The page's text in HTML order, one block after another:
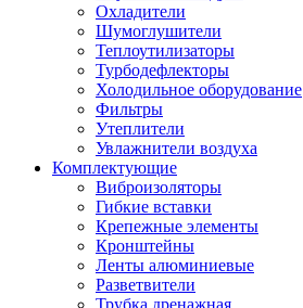
Охладители
Шумоглушители
Теплоутилизаторы
Турбодефлекторы
Холодильное оборудование
Фильтры
Утеплители
Увлажнители воздуха
Комплектующие
Виброизоляторы
Гибкие вставки
Крепежные элементы
Кронштейны
Ленты алюминиевые
Разветвители
Трубка дренажная